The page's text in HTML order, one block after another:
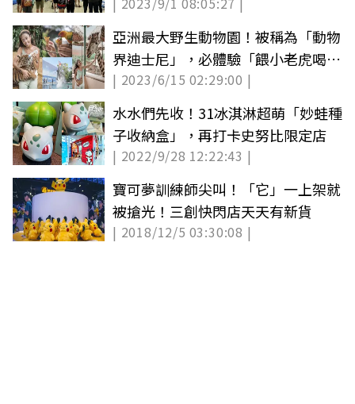
真了
亞洲最大野生動物園！被稱為「動物
界迪士尼」，必體驗「餵小老虎喝
奶」萌爆
| 2023/6/15 02:29:00 |
水水們先收！31冰淇淋超萌「妙蛙種
子收納盒」，再打卡史努比限定店
| 2022/9/28 12:22:43 |
寶可夢訓練師尖叫！「它」一上架就
被搶光！三創快閃店天天有新貨
| 2018/12/5 03:30:08 |